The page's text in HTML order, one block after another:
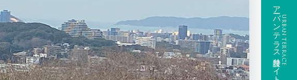
URBAN TERRACE
アーバンテラス特設サイト